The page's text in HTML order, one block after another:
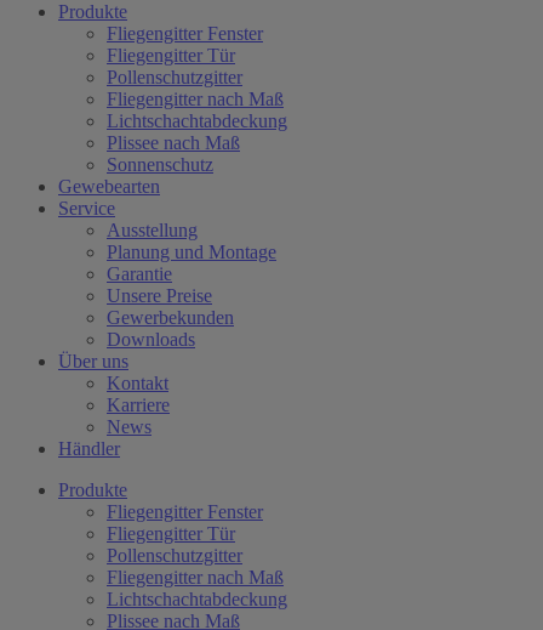
Produkte
Fliegengitter Fenster
Fliegengitter Tür
Pollenschutzgitter
Fliegengitter nach Maß
Lichtschachtabdeckung
Plissee nach Maß
Sonnenschutz
Gewebearten
Service
Ausstellung
Planung und Montage
Garantie
Unsere Preise
Gewerbekunden
Downloads
Über uns
Kontakt
Karriere
News
Händler
Produkte
Fliegengitter Fenster
Fliegengitter Tür
Pollenschutzgitter
Fliegengitter nach Maß
Lichtschachtabdeckung
Plissee nach Maß